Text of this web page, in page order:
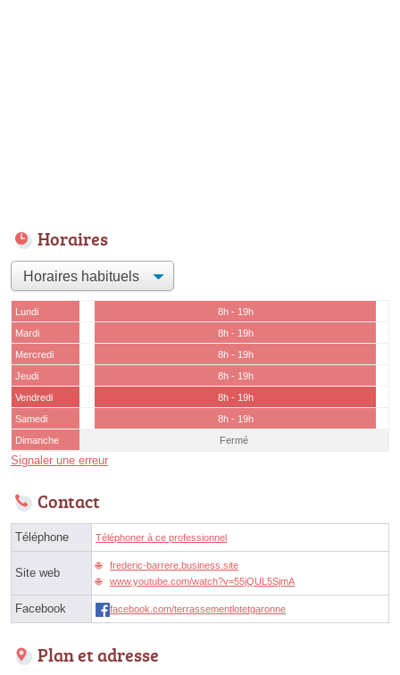
Horaires
Lundi
8h - 19h
Mardi
8h - 19h
Mercredi
8h - 19h
Jeudi
8h - 19h
Vendredi
8h - 19h
Samedi
8h - 19h
Dimanche
Fermé
Signaler une erreur
Contact
Téléphone Téléphoner à ce professionnel
Site web
frederic-barrere.business.site
www.youtube.com/watch?v=55jQUL5SjmA
Facebook facebook.com/terrassementlotetgaronne
Plan et adresse